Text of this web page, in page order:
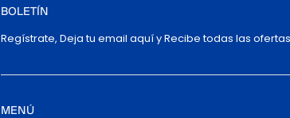
BOLETÍN
Regístrate, Deja tu email aquí y Recibe todas las
MENÚ